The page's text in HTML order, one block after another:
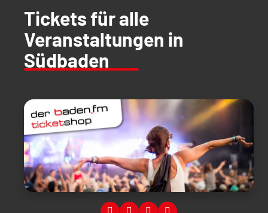
Tickets für alle
Veranstaltungen in
Südbaden